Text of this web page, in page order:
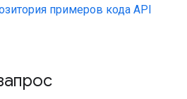
примеров кода API